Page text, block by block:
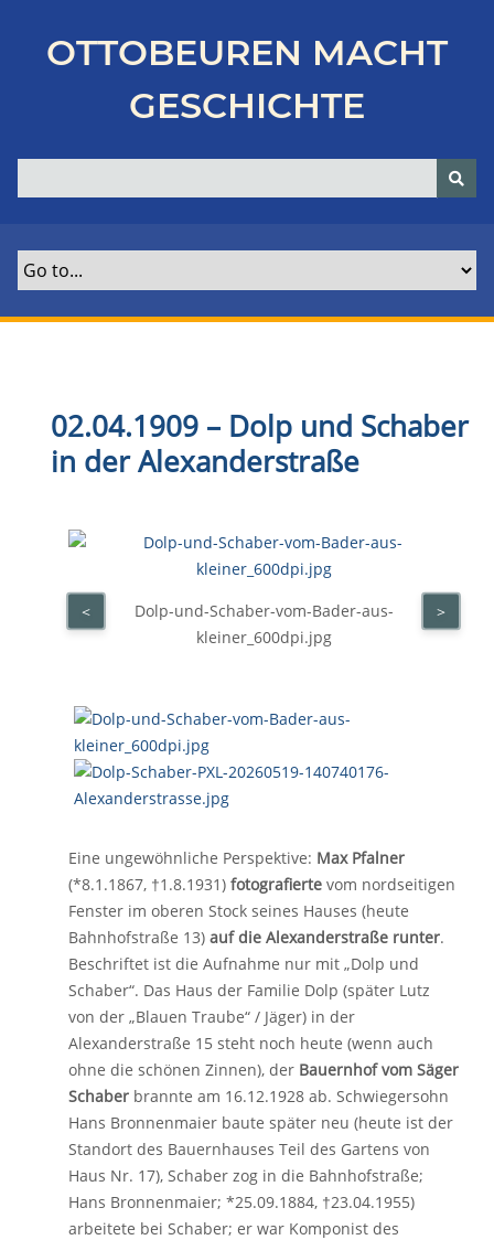
p
OTTOBEUREN MACHT
GESCHICHTE
02.04.1909 – Dolp und Schaber
in der Alexanderstraße
Dolp-und-Schaber-vom-Bader-aus-
kleiner_600dpi.jpg
< >
Eine ungewöhnliche Perspektive: Max Pfalner
(*8.1.1867, †1.8.1931) fotografierte vom nordseitigen
Fenster im oberen Stock seines Hauses (heute
Bahnhofstraße 13) auf die Alexanderstraße runter.
Beschriftet ist die Aufnahme nur mit „Dolp und
Schaber“. Das Haus der Familie Dolp (später Lutz
von der „Blauen Traube“ / Jäger) in der
Alexanderstraße 15 steht noch heute (wenn auch
ohne die schönen Zinnen), der Bauernhof vom Säger
Schaber brannte am 16.12.1928 ab. Schwiegersohn
Hans Bronnenmaier baute später neu (heute ist der
Standort des Bauernhauses Teil des Gartens von
Haus Nr. 17), Schaber zog in die Bahnhofstraße;
Hans Bronnenmaier; *25.09.1884, †23.04.1955)
arbeitete bei Schaber; er war Komponist des